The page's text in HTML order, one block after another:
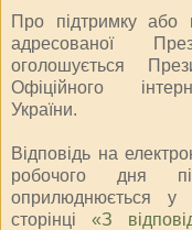
Про підтримку або
адресованої
оголошується
Офіційного
України.
Відповідь на
робочого дня
оприлюднюється у
сторінці «З